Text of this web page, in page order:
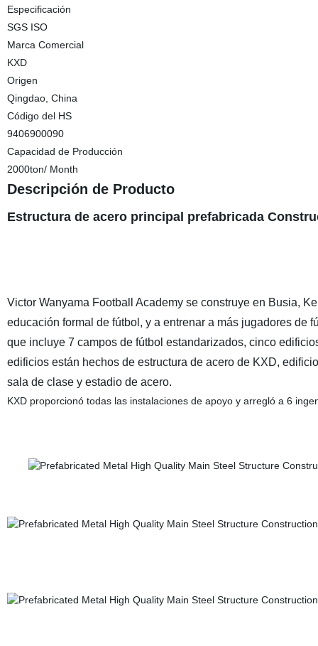
Especificación
SGS ISO
Marca Comercial
KXD
Origen
Qingdao, China
Código del HS
9406900090
Capacidad de Producción
2000ton/ Month
Descripción de Producto
Estructura de acero principal prefabricada
Victor Wanyama Football Academy se construye en Busia,
educación formal de fútbol, y a entrenar a más jugadores de
que incluye 7 campos de fútbol estandarizados, cinco
edificios están hechos de estructura de acero de KXD,
sala de clase y estadio de acero.
KXD proporcionó todas las instalaciones de apoyo y arregló a 6